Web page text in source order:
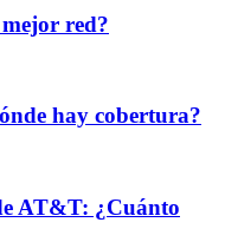
red?
hay cobertura?
AT&T: ¿Cuánto